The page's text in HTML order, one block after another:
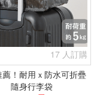
17 人訂購
！耐用ｘ防水可折疊
隨身行李袋